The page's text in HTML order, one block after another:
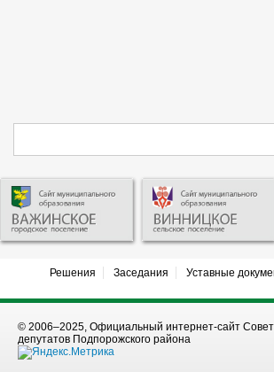
Решения Заседания Уставные
© 2006–2025, Официальный интернет-сайт
депутатов Подпорожского района